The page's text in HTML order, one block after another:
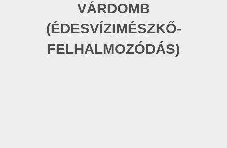
SZOLGÁLTATÁSOK
PROGRAMOK
VÁRDOMB
(ÉDESVÍZIMÉSZKŐ-
FELHALMOZÓDÁS)